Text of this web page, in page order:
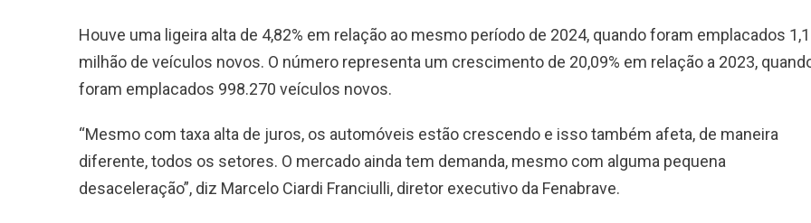
Houve uma ligeira alta de 4,82% em relação ao mesmo período de 2024, quando foram emplacados 1,1
milhão de veículos novos. O número representa um crescimento de 20,09% em relação a 2023,
foram emplacados 998.270 veículos novos.
“Mesmo com taxa alta de juros, os automóveis estão crescendo e isso também afeta, de maneira
diferente, todos os setores. O mercado ainda tem demanda, mesmo com alguma pequena
desaceleração”, diz Marcelo Ciardi Franciulli, diretor executivo da Fenabrave.